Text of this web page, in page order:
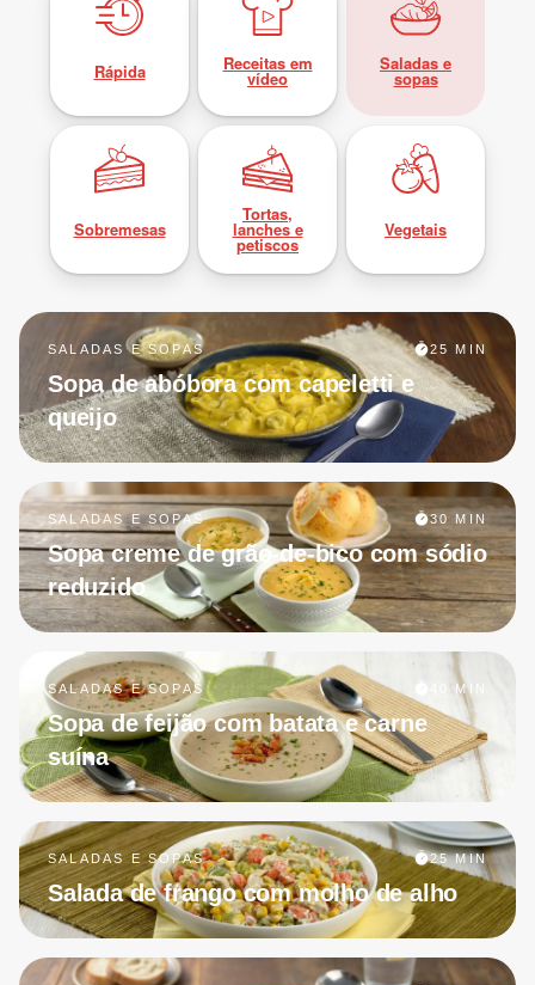
Rápida Receitas em
vídeo
Saladas e
sopas
Sobremesas
Tortas,
lanches e
petiscos
Vegetais
SALADAS E SOPAS 25 MIN
Sopa de abóbora com capeletti e
queijo
SALADAS E SOPAS 30 MIN
Sopa creme de grão-de-bico com sódio
reduzido
SALADAS E SOPAS 40 MIN
Sopa de feijão com batata e carne
suína
SALADAS E SOPAS 25 MIN
Salada de frango com molho de alho